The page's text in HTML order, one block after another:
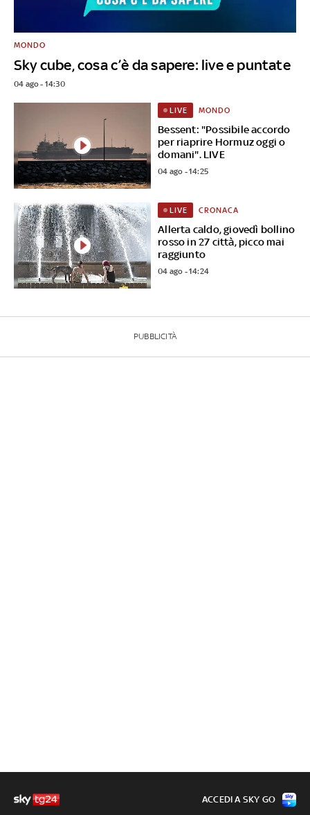
Sky cube, cosa c’è da sapere: live e puntate
MONDO
04 ago - 14:30
Bessent: "Possibile accordo
per riaprire Hormuz oggi o
domani". LIVE
LIVE MONDO
04 ago - 14:25
Allerta caldo, giovedì bollino
rosso in 27 città, picco mai
raggiunto
LIVE CRONACA
04 ago - 14:24
PUBBLICITÀ
ACCEDI A SKY GO